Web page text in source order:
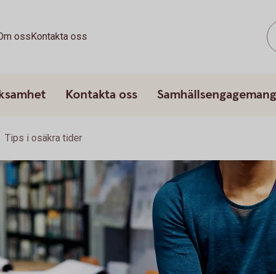
ossKontakta oss
Kontakta oss Samhällsengagemang
Tips i osäkra tider